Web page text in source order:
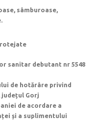
sâmburoase,
sanitar debutant nr 5548
de hotărâre privind
județul Gorj
de acordare a
și a suplimentului